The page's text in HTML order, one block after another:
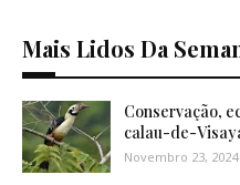
Mais Lidos Da
Conservação,
calau-de-
Novembro 23, 2024